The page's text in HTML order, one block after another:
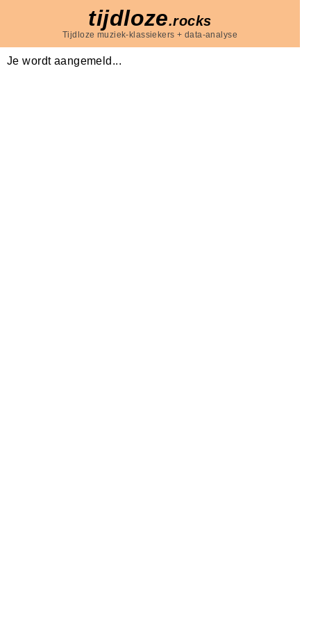
tijdloze.rocks
Tijdloze muziek-klassiekers + data-analyse
Je wordt aangemeld...